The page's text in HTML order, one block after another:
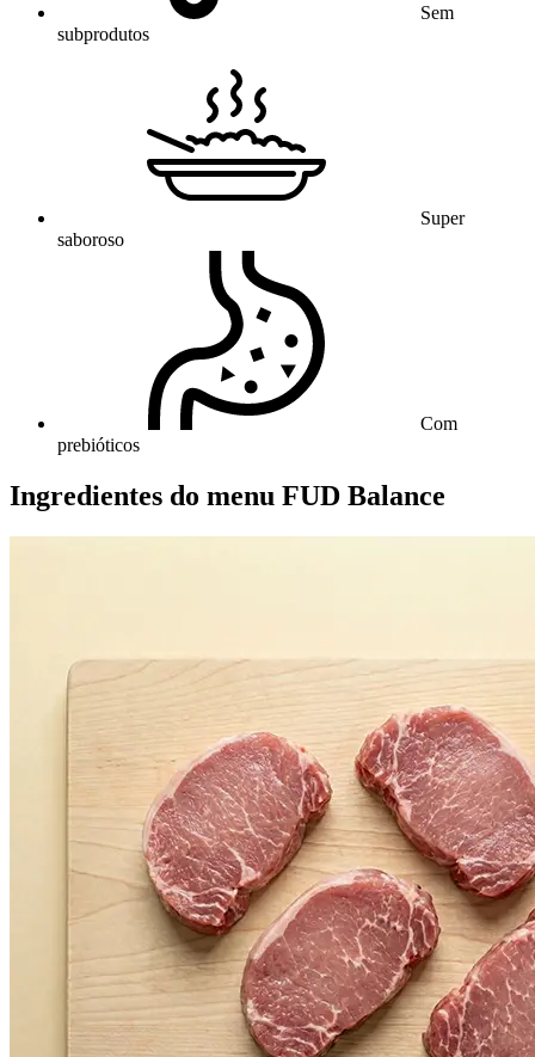
Sem
subprodutos
Super
saboroso
Com
prebióticos
Ingredientes do menu FUD Balance